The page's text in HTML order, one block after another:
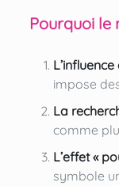
Pourquoi le
impose
La
comme
L’effet «
symbole